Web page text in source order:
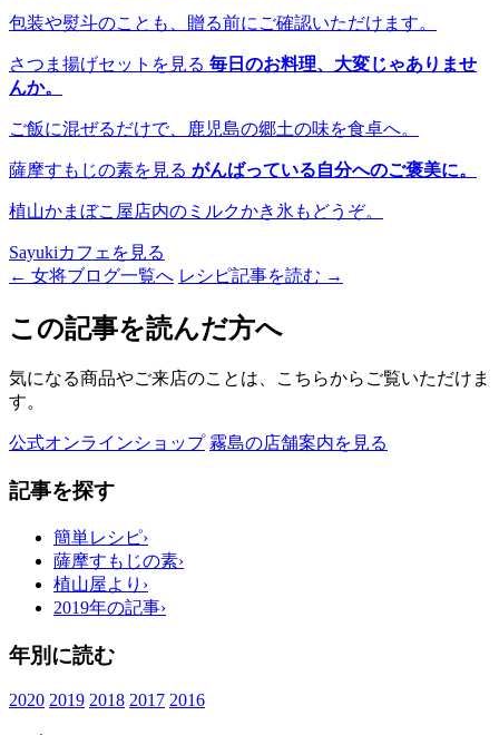
包装や熨斗のことも、贈る前にご確認いただけます。
さつま揚げセットを見る 毎日のお料理、大変じゃありませ
んか。
ご飯に混ぜるだけで、鹿児島の郷土の味を食卓へ。
薩摩すもじの素を見る がんばっている自分へのご褒美に。
植山かまぼこ屋店内のミルクかき氷もどうぞ。
Sayukiカフェを見る
← 女将ブログ一覧へ レシピ記事を読む →
この記事を読んだ方へ
気になる商品やご来店のことは、こちらからご覧いただけま
す。
公式オンラインショップ 霧島の店舗案内を見る
記事を探す
簡単レシピ›
薩摩すもじの素›
植山屋より ›
2019年の記事›
年別に読む
2020 2019 2018 2017 2016